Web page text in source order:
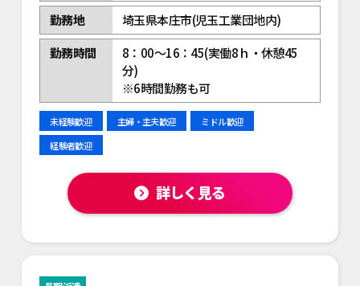
勤務地
埼玉県本庄市(児玉工業団地内)
勤務時間
8：00～16：45(実働8ｈ・休憩45
分)
※6時間勤務も可
未経験歓迎 主婦・主夫歓迎
ミドル歓迎
経験者歓迎
詳しく見る